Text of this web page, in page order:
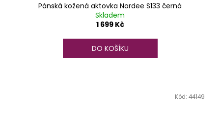
Pánská kožená aktovka Nordee S133 černá
Skladem
1 699 Kč
DO KOŠÍKU
Kód: 44149